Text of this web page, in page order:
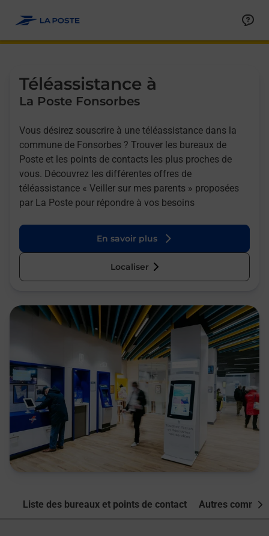
Téléassistance à
La Poste Fonsorbes
Vous désirez souscrire à une téléassistance dans la
commune de Fonsorbes ? Trouver les bureaux de
Poste et les points de contacts les plus proches de
vous. Découvrez les différentes offres de
téléassistance « Veiller sur mes parents » proposées
par La Poste pour répondre à vos besoins
En savoir plus
Localiser
Liste des bureaux et points de contact Autres